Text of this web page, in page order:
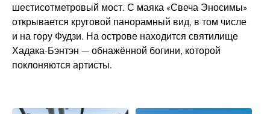
шестисотметровый мост. С маяка «Свеча Эносимы»
открывается круговой панорамный вид, в том числе
и на гору Фудзи. На острове находится святилище
Хадака-Бэнтэн — обнажённой богини, которой
поклоняются артисты.